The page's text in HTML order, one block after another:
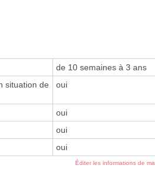
de 10 semaines à 3 ans
situation de
oui
oui
oui
oui
Éditer les informations de